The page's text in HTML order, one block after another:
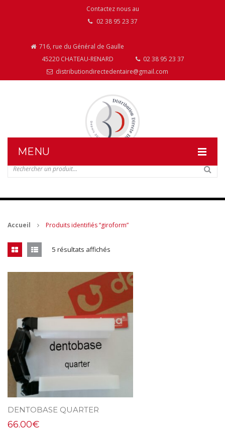
Contactez nous au
02 38 95 23 37
716, rue du Général de Gaulle
45220 CHATEAU-RENARD
02 38 95 23 37
distributiondirectedentaire@gmail.com
MENU
NOS PRODUITS
MES ACHATS
Accueil Produits identifiés “giroform”
5 résultats affichés
DENTOBASE QUARTER
66.00€